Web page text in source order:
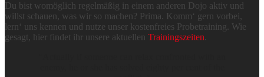
Du bist womöglich regelmäßig in einem anderen Dojo aktiv und
willst schauen, was wir so machen? Prima. Komm‘ gern vorbei,
lern‘ uns kennen und nutze unser kostenfreies Probetraining. Wie
gesagt, hier findet ihr unsere aktuellen Trainingszeiten